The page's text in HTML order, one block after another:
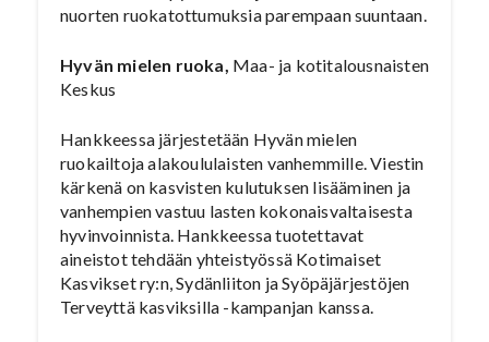
nuorten ruokatottumuksia parempaan suuntaan.
Hyvän mielen ruoka, Maa- ja kotitalousnaisten
Keskus
Hankkeessa järjestetään Hyvän mielen
ruokailtoja alakoululaisten vanhemmille. Viestin
kärkenä on kasvisten kulutuksen lisääminen ja
vanhempien vastuu lasten kokonaisvaltaisesta
hyvinvoinnista. Hankkeessa tuotettavat
aineistot tehdään yhteistyössä Kotimaiset
Kasvikset ry:n, Sydänliiton ja Syöpäjärjestöjen
Terveyttä kasviksilla -kampanjan kanssa.